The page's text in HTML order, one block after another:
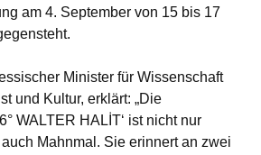
am 4. September von 15 bis 17
Minister für Wissenschaft
und Kultur, erklärt: „Die
WALTER HALİT‘ ist nicht nur
Mahnmal. Sie erinnert an zwei